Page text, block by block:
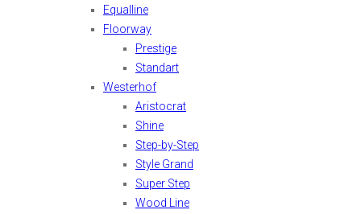
Equalline
Floorway
Prestige
Standart
Westerhof
Aristocrat
Shine
Step-by-Step
Style Grand
Super Step
Wood Line